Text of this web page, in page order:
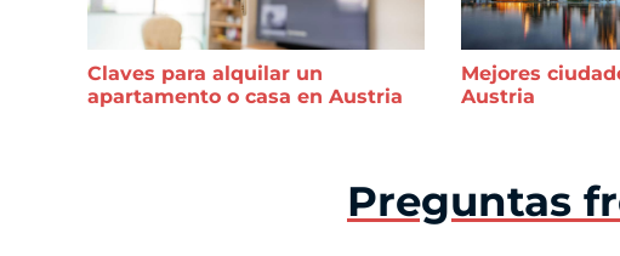
Claves para alquilar un
apartamento o casa en Austria
Mejores
Austria
Preguntas